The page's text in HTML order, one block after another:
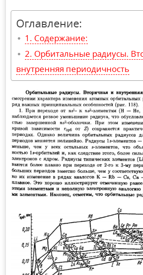
Оглавление:
Содержание:
Орбитальные радиусы.
внутренняя периодичность